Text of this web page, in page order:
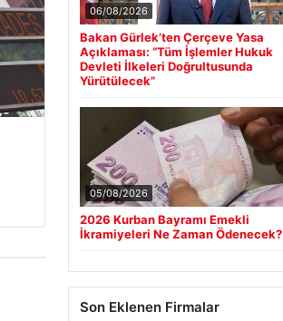
06/08/2026
Bakan Gürlek’ten Çerçeve Yasa
Açıklaması: “Tüm İşlemler Hukuk
Devleti İlkeleri Doğrultusunda
Yürütülecek”
05/08/2026
2026 Kurban Bayramı Emekli
İkramiyeleri Ne Zaman Ödenecek?
Son Eklenen Firmalar